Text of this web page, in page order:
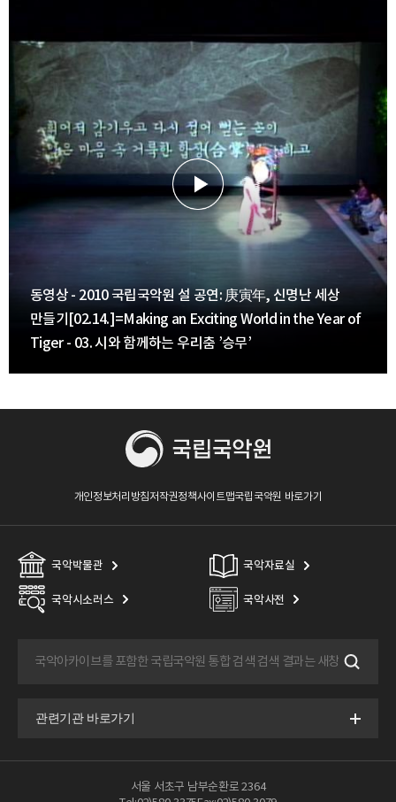
동영상 - 2010 국립국악원 설 공연: 庚寅年, 신명난 세상
만들기[02.14.]=Making an Exciting World in the Year of
Tiger - 03. 시와 함께하는 우리춤 ’승무’
개인정보처리방침저작권정책사이트맵국립국악원 바로가기
국악박물관 국악자료실
국악시소러스 국악사전
서울 서초구 남부순환로 2364